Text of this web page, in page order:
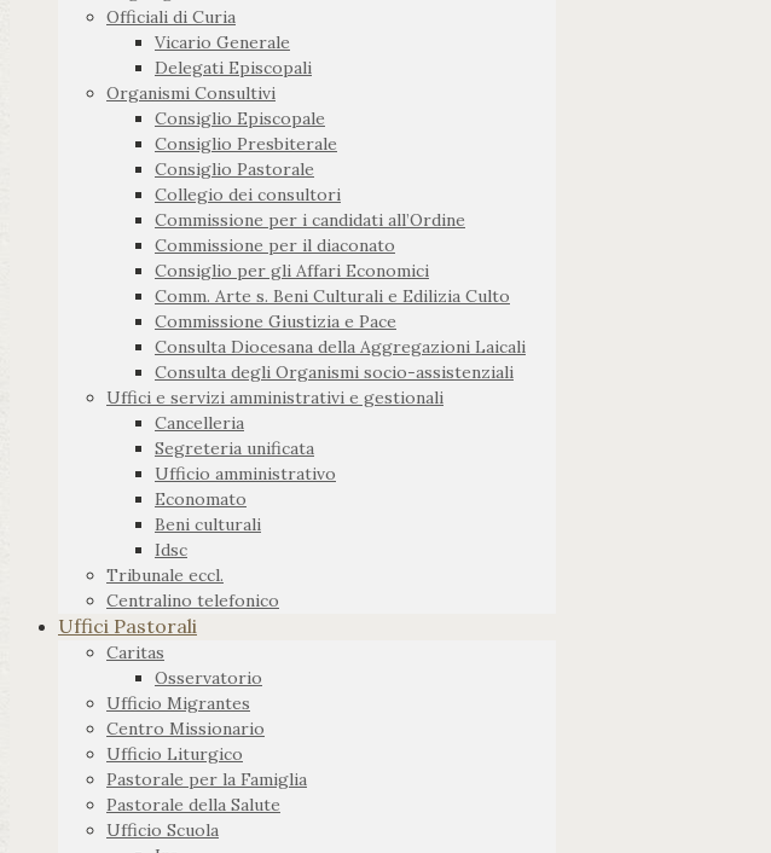
Officiali di Curia
Vicario Generale
Delegati Episcopali
Organismi Consultivi
Consiglio Episcopale
Consiglio Presbiterale
Consiglio Pastorale
Collegio dei consultori
Commissione per i candidati all’Ordine
Commissione per il diaconato
Consiglio per gli Affari Economici
Comm. Arte s. Beni Culturali e Edilizia Culto
Commissione Giustizia e Pace
Consulta Diocesana della Aggregazioni Laicali
Consulta degli Organismi socio-assistenziali
Uffici e servizi amministrativi e gestionali
Cancelleria
Segreteria unificata
Ufficio amministrativo
Economato
Beni culturali
Idsc
Tribunale eccl.
Centralino telefonico
Uffici Pastorali
Caritas
Osservatorio
Ufficio Migrantes
Centro Missionario
Ufficio Liturgico
Pastorale per la Famiglia
Pastorale della Salute
Ufficio Scuola